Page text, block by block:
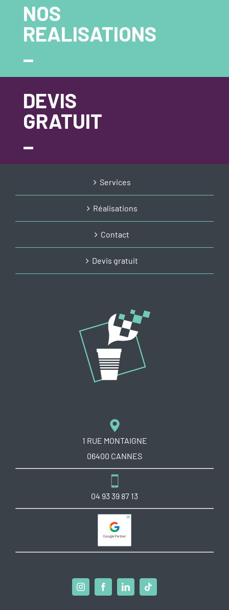
NOS
REALISATIONS
_
DEVIS
GRATUIT
_
Services
Réalisations
Contact
Devis gratuit
1 RUE MONTAIGNE
06400 CANNES
04 93 39 87 13